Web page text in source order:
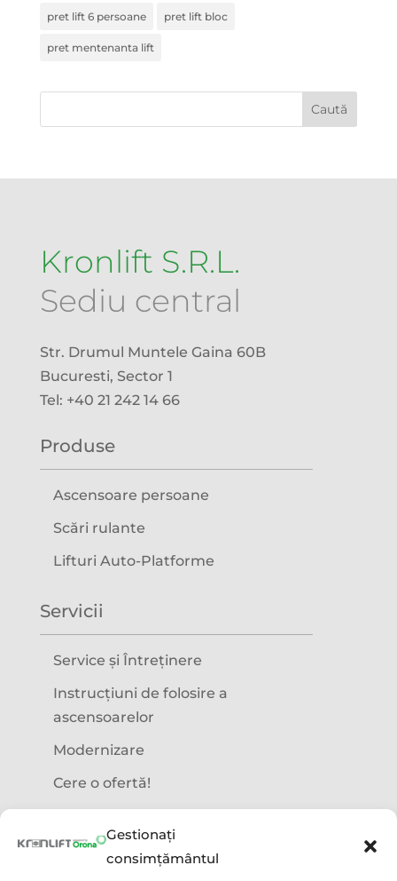
Gestionați
consimțământul
pret lift 6 persoane pret lift bloc
pret mentenanta lift
Kronlift S.R.L.
Sediu central
Str. Drumul Muntele Gaina 60B
Bucuresti, Sector 1
Tel: +40 21 242 14 66
Produse
Ascensoare persoane
Scări rulante
Lifturi Auto-Platforme
Servicii
Service și Întreținere
Instrucțiuni de folosire a
ascensoarelor
Modernizare
Cere o ofertă!
Precizări legale